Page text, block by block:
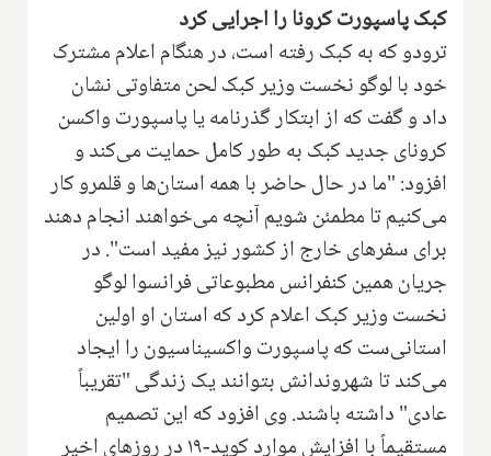
کبک پاسپورت کرونا را اجرایی کرد
ترودو که به کبک رفته است، در هنگام اعلام مشترک
خود با لوگو نخست وزیر کبک لحن متفاوتی نشان
داد و گفت که از ابتکار گذرنامه یا پاسپورت واکسن
کرونای جدید کبک به طور کامل حمایت می‌کند و
افزود: "ما در حال حاضر با همه استان‌ها و قلمرو کار
می‌کنیم تا مطمئن شویم آنچه می‌خواهند انجام دهند
برای سفرهای خارج از کشور نیز مفید است". در
جریان همین کنفرانس مطبوعاتی فرانسوا لوگو
نخست وزیر کبک اعلام کرد که استان او اولین
استانی‌ست که پاسپورت واکسیناسیون را ایجاد
می‌کند تا شهروندانش بتوانند یک زندگی "تقریباً
عادی" داشته باشند. وی افزود که این تصمیم
مستقیماً با افزایش موارد کوید-۱۹ در روزهای اخیر